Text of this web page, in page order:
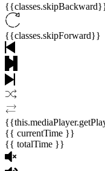
{{classes.skipForward}}
{{ currentTime }}
{{ totalTime }}